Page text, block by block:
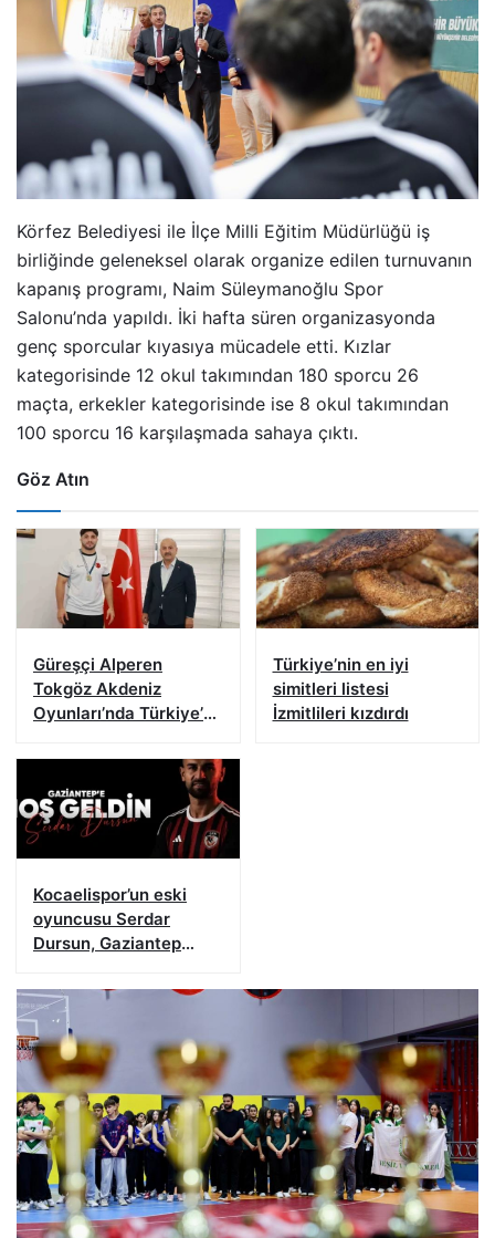
Körfez Belediyesi ile İlçe Milli Eğitim Müdürlüğü iş
birliğinde geleneksel olarak organize edilen turnuvanın
kapanış programı, Naim Süleymanoğlu Spor
Salonu’nda yapıldı. İki hafta süren organizasyonda
genç sporcular kıyasıya mücadele etti. Kızlar
kategorisinde 12 okul takımından 180 sporcu 26
maçta, erkekler kategorisinde ise 8 okul takımından
100 sporcu 16 karşılaşmada sahaya çıktı.
Göz Atın
Güreşçi Alperen
Tokgöz Akdeniz
Oyunları’nda Türkiye’yi
Türkiye’nin en iyi
simitleri listesi
İzmitlileri kızdırdı
Kocaelispor’un eski
oyuncusu Serdar
Dursun, Gaziantep